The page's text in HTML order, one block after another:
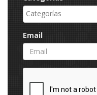
Email